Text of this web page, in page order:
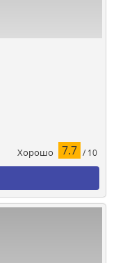
Хорошо 7.7 / 10